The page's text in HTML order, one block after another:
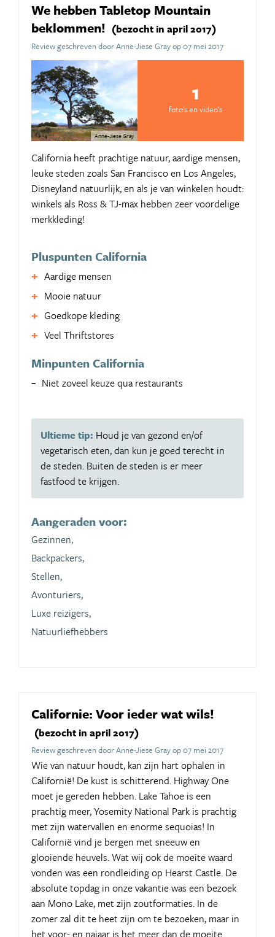
We hebben Tabletop Mountain
beklommen! (bezocht in april 2017)
Review geschreven door Anne-Jiese Gray op 07 mei 2017
Anne-Jiese Gray
1
foto's en video's
California heeft prachtige natuur, aardige mensen,
leuke steden zoals San Francisco en Los Angeles,
Disneyland natuurlijk, en als je van winkelen houdt:
winkels als Ross & TJ-max hebben zeer voordelige
merkkleding!
Pluspunten California
Aardige mensen
Mooie natuur
Goedkope kleding
Veel Thriftstores
Minpunten California
Niet zoveel keuze qua restaurants
Ultieme tip: Houd je van gezond en/of
vegetarisch eten, dan kun je goed terecht in
de steden. Buiten de steden is er meer
fastfood te krijgen.
Aangeraden voor:
Gezinnen,
Backpackers,
Stellen,
Avonturiers,
Luxe reizigers,
Natuurliefhebbers
Californie: Voor ieder wat wils!
(bezocht in april 2017)
Review geschreven door Anne-Jiese Gray op 07 mei 2017
Wie van natuur houdt, kan zijn hart ophalen in
Californië! De kust is schitterend. Highway One
moet je gereden hebben. Lake Tahoe is een
prachtig meer, Yosemity National Park is prachtig
met zijn watervallen en enorme sequoias! In
Californië vind je bergen met sneeuw en
glooiende heuvels. Wat wij ook de moeite waard
vonden was een rondleiding op Hearst Castle. De
absolute topdag in onze vakantie was een bezoek
aan Mono Lake, met zijn zoutformaties. In de
zomer zal dit te heet zijn om te bezoeken, maar in
het voor- en najaar is het meer dan de moeite